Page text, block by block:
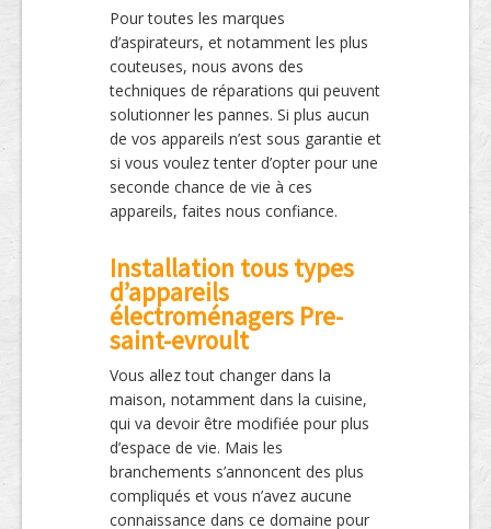
Pour toutes les marques
d’aspirateurs, et notamment les plus
couteuses, nous avons des
techniques de réparations qui peuvent
solutionner les pannes. Si plus aucun
de vos appareils n’est sous garantie et
si vous voulez tenter d’opter pour une
seconde chance de vie à ces
appareils, faites nous confiance.
Installation tous types
d’appareils
électroménagers Pre-
saint-evroult
Vous allez tout changer dans la
maison, notamment dans la cuisine,
qui va devoir être modifiée pour plus
d’espace de vie. Mais les
branchements s’annoncent des plus
compliqués et vous n’avez aucune
connaissance dans ce domaine pour